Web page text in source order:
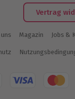
Vertrag
uns Magazin Jobs &